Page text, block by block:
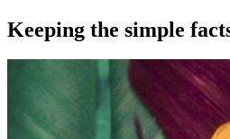
Keeping the simple